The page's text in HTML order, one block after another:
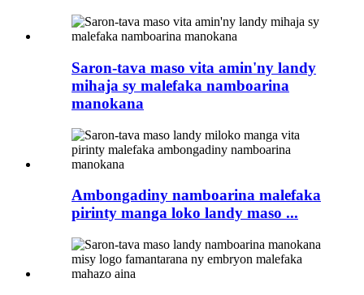
Saron-tava maso vita amin'ny landy
mihaja sy malefaka namboarina
manokana
Ambongadiny namboarina malefaka
pirinty manga loko landy maso ...